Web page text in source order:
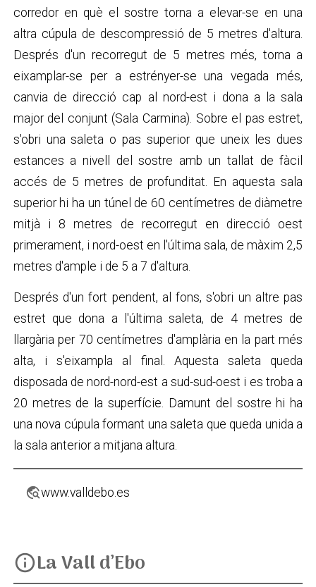
corredor en què el sostre torna a elevar-se en una
altra cúpula de descompressió de 5 metres d'altura.
Després d'un recorregut de 5 metres més, torna a
eixamplar-se per a estrényer-se una vegada més,
canvia de direcció cap al nord-est i dona a la sala
major del conjunt (Sala Carmina). Sobre el pas estret,
s'obri una saleta o pas superior que uneix les dues
estances a nivell del sostre amb un tallat de fàcil
accés de 5 metres de profunditat. En aquesta sala
superior hi ha un túnel de 60 centímetres de diàmetre
mitjà i 8 metres de recorregut en direcció oest
primerament, i nord-oest en l'última sala, de màxim 2,5
metres d'ample i de 5 a 7 d'altura.
Després d'un fort pendent, al fons, s'obri un altre pas
estret que dona a l'última saleta, de 4 metres de
llargària per 70 centímetres d'amplària en la part més
alta, i s'eixampla al final. Aquesta saleta queda
disposada de nord-nord-est a sud-sud-oest i es troba a
20 metres de la superfície. Damunt del sostre hi ha
una nova cúpula formant una saleta que queda unida a
la sala anterior a mitjana altura.
travel_explorewww.valldebo.es
infoLa Vall d’Ebo